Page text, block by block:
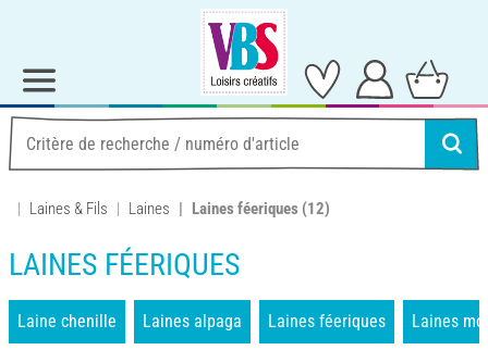
Laines & Fils Laines Laines féeriques (12)
LAINES FÉERIQUES
Laine chenille Laines alpaga Laines féeriques Laines